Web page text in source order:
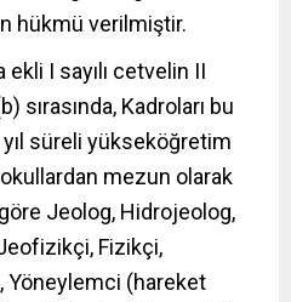
hükmü verilmiştir.
ekli I sayılı cetvelin II
sırasında, Kadroları bu
yıl süreli yükseköğretim
mezun olarak
Jeolog, Hidrojeolog,
Fizikçi,
(hareket